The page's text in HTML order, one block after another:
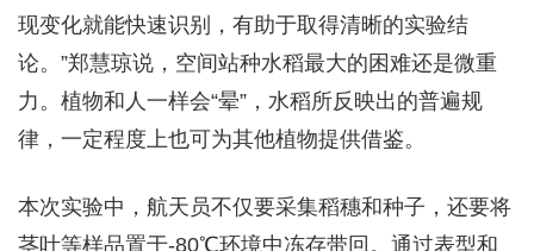
现变化就能快速识别，有助于取得清晰的实验结
论。”郑慧琼说，空间站种水稻最大的困难还是微重
力。植物和人一样会“晕”，水稻所反映出的普遍规
律，一定程度上也可为其他植物提供借鉴。
本次实验中，航天员不仅要采集稻穗和种子，还要将
茎叶等样品置于-80℃环境中冻存带回。通过表型和